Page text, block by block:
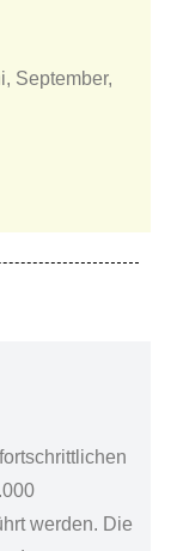
September,
werden. Die